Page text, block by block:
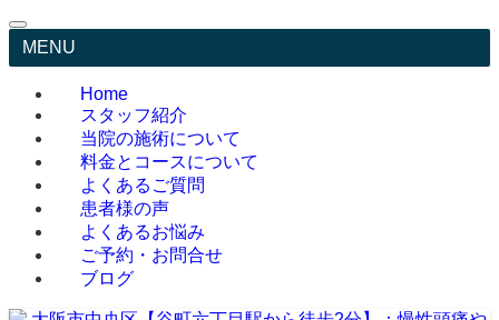
MENU
Home
スタッフ紹介
当院の施術について
料金とコースについて
よくあるご質問
患者様の声
よくあるお悩み
ご予約・お問合せ
ブログ